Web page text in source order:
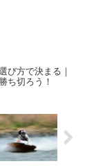
び方で決まる｜
ち切ろう！